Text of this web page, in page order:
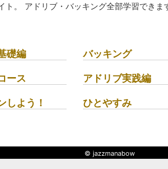
。 アドリブ・バッキング全部学習できま
礎編
バッキング
ース
アドリブ実践編
しよう！
ひとやすみ
© jazzmanabow